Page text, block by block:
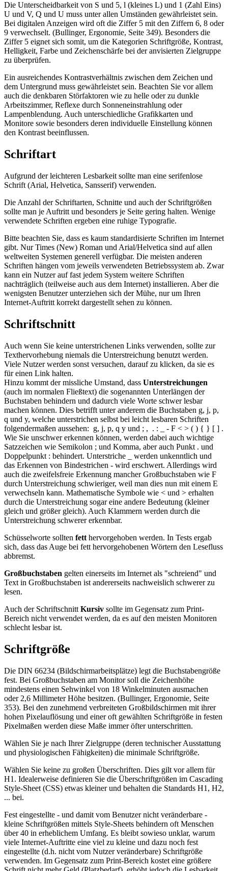
Die Unterscheidbarkeit von S und 5, l (kleines L) und 1 (Zahl Eins)
U und V, Q und U muss unter allen Umständen gewährleistet sein.
Bei digitalen Anzeigen wird oft die Ziffer 5 mit den Ziffern 6, 8 oder
9 verwechselt. (Bullinger, Ergonomie, Seite 349). Besonders die
Ziffer 5 eignet sich somit, um die Kategorien Schriftgröße, Kontrast,
Helligkeit, Farbe und Zeichenschärfe bei der anvisierten Zielgruppe
zu überprüfen.
Ein ausreichendes Kontrastverhältnis zwischen dem Zeichen und
dem Untergrund muss gewährleistet sein. Beachten Sie vor allem
auch die denkbaren Störfaktoren wie zu helle oder zu dunkle
Arbeitszimmer, Reflexe durch Sonneneinstrahlung oder
Lampenblendung. Auch unterschiedliche Grafikkarten und
Monitore sowie besonders deren individuelle Einstellung können
den Kontrast beeinflussen.
Schriftart
Aufgrund der leichteren Lesbarkeit sollte man eine serifenlose
Schrift (Arial, Helvetica, Sansserif) verwenden.
Die Anzahl der Schriftarten, Schnitte und auch der Schriftgrößen
sollte man je Auftritt und besonders je Seite gering halten. Wenige
verwendete Schriften ergeben eine ruhige Typografie.
Bitte beachten Sie, dass es kaum standardisierte Schriften im Internet
gibt. Nur Times (New) Roman und Arial/Helvetica sind auf allen
weltweiten Systemen generell verfügbar. Die meisten anderen
Schriften hängen vom jeweils verwendeten Betriebssystem ab. Zwar
kann ein Nutzer auf fast jedem System weitere Schriften
nachträglich (teilweise auch aus dem Internet) installieren. Aber die
wenigsten Benutzer unterziehen sich der Mühe, nur um Ihren
Internet-Auftritt korrekt dargestellt sehen zu können.
Schriftschnitt
Auch wenn Sie keine unterstrichenen Links verwenden, sollte zur
Texthervorhebung niemals die Unterstreichung benutzt werden.
Viele Nutzer werden sonst versuchen, darauf zu klicken, da sie es
für einen Link halten.
Hinzu kommt der missliche Umstand, dass Unterstreichungen
(auch im normalen Fließtext) die sogenannten Unterlängen der
Buchstaben behindern und dadurch viele Worte schwer lesbar
machen können. Dies betrifft unter anderem die Buchstaben g, j, p,
q und y, welche unterstrichen selbst bei leicht lesbaren Schriften
folgendermaßen aussehen: g, j, p, q y und ; , . : _ - F < > ( ) { } [ ] .
Wie Sie unschwer erkennen können, werden dabei auch wichtige
Satzzeichen wie Semikolon ; und Komma, aber auch Punkt . und
Doppelpunkt : behindert. Unterstriche _ werden unkenntlich und
das Erkennen von Bindestrichen - wird erschwert. Allerdings wird
auch die zweifelsfreie Erkennung mancher Großbuchstaben wie F
durch Unterstreichung schwieriger, weil man dies nun mit einem E
verwechseln kann. Mathematische Symbole wie < und > erhalten
durch die Unterstreichung sogar eine andere Bedeutung (kleiner
gleich und größer gleich). Auch Klammern werden durch die
Unterstreichung schwerer erkennbar.
Schüsselworte sollten fett hervorgehoben werden. In Tests ergab
sich, dass das Auge bei fett hervorgehobenen Wörtern den Lesefluss
abbremst.
Großbuchstaben gelten einerseits im Internet als "schreiend" und
Text in Großbuchstaben ist andererseits nachweislich schwerer zu
lesen.
Auch der Schriftschnitt Kursiv sollte im Gegensatz zum Print-
Bereich nicht verwendet werden, da es auf den meisten Monitoren
schlecht lesbar ist.
Schriftgröße
Die DIN 66234 (Bildschirmarbeitsplätze) legt die Buchstabengröße
fest. Bei Großbuchstaben am Monitor soll die Zeichenhöhe
mindestens einen Sehwinkel von 18 Winkelminuten ausmachen
oder 2,6 Millimeter Höhe besitzen. (Bullinger, Ergonomie, Seite
353). Bei den zunehmend verbreiteten Großbildschirmen mit ihrer
hohen Pixelauflösung und einer oft gewählten Schriftgröße in festen
Pixelmaßen werden diese Maße immer öfter unterschritten.
Wählen Sie je nach Ihrer Zielgruppe (deren technischer Ausstattung
und physiologischen Fähigkeiten) die minimale Schriftgröße.
Wählen Sie keine zu großen Überschriften. Dies gilt vor allem für
H1. Idealerweise definieren Sie die Überschriftgrößen im Cascading
Style-Sheet (CSS) etwas kleiner und behalten die Standards H1, H2,
... bei.
Fest eingestellte - und damit vom Benutzer nicht veränderbare -
kleine Schriftgrößen mittels Style-Sheets behindern oft Menschen
über 40 in erheblichem Umfang. Es bleibt sowieso unklar, warum
viele Internet-Auftritte eine viel zu kleine und dazu noch fest
eingestellte (d.h. nicht vom Nutzer veränderbare) Schriftgröße
verwenden. Im Gegensatz zum Print-Bereich kostet eine größere